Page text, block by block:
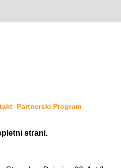
Partnerski Program
strani.